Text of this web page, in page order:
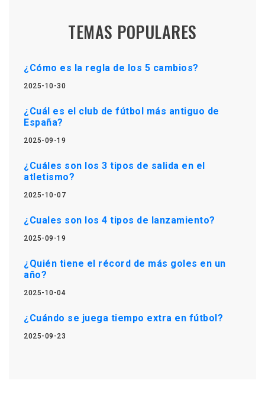
TEMAS POPULARES
¿Cómo es la regla de los 5 cambios?
2025-10-30
¿Cuál es el club de fútbol más antiguo de
España?
2025-09-19
¿Cuáles son los 3 tipos de salida en el
atletismo?
2025-10-07
¿Cuales son los 4 tipos de lanzamiento?
2025-09-19
¿Quién tiene el récord de más goles en un
año?
2025-10-04
¿Cuándo se juega tiempo extra en fútbol?
2025-09-23